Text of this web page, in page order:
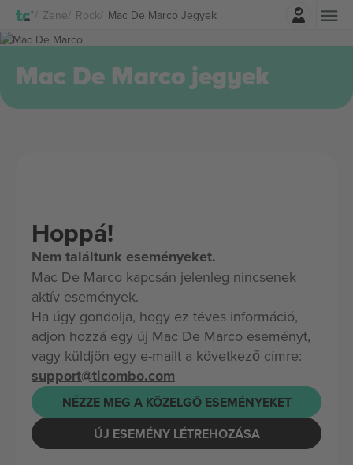
Zene Rock Mac De Marco JegyekBelépés
Mac De Marco jegyek
Hoppá!
Nem találtunk eseményeket.
Mac De Marco kapcsán jelenleg nincsenek
aktív események.
Ha úgy gondolja, hogy ez téves információ,
adjon hozzá egy új Mac De Marco eseményt,
vagy küldjön egy e-mailt a következő címre:
support@ticombo.com
NÉZZE MEG A KÖZELGŐ ESEMÉNYEKET
ÚJ ESEMÉNY LÉTREHOZÁSA